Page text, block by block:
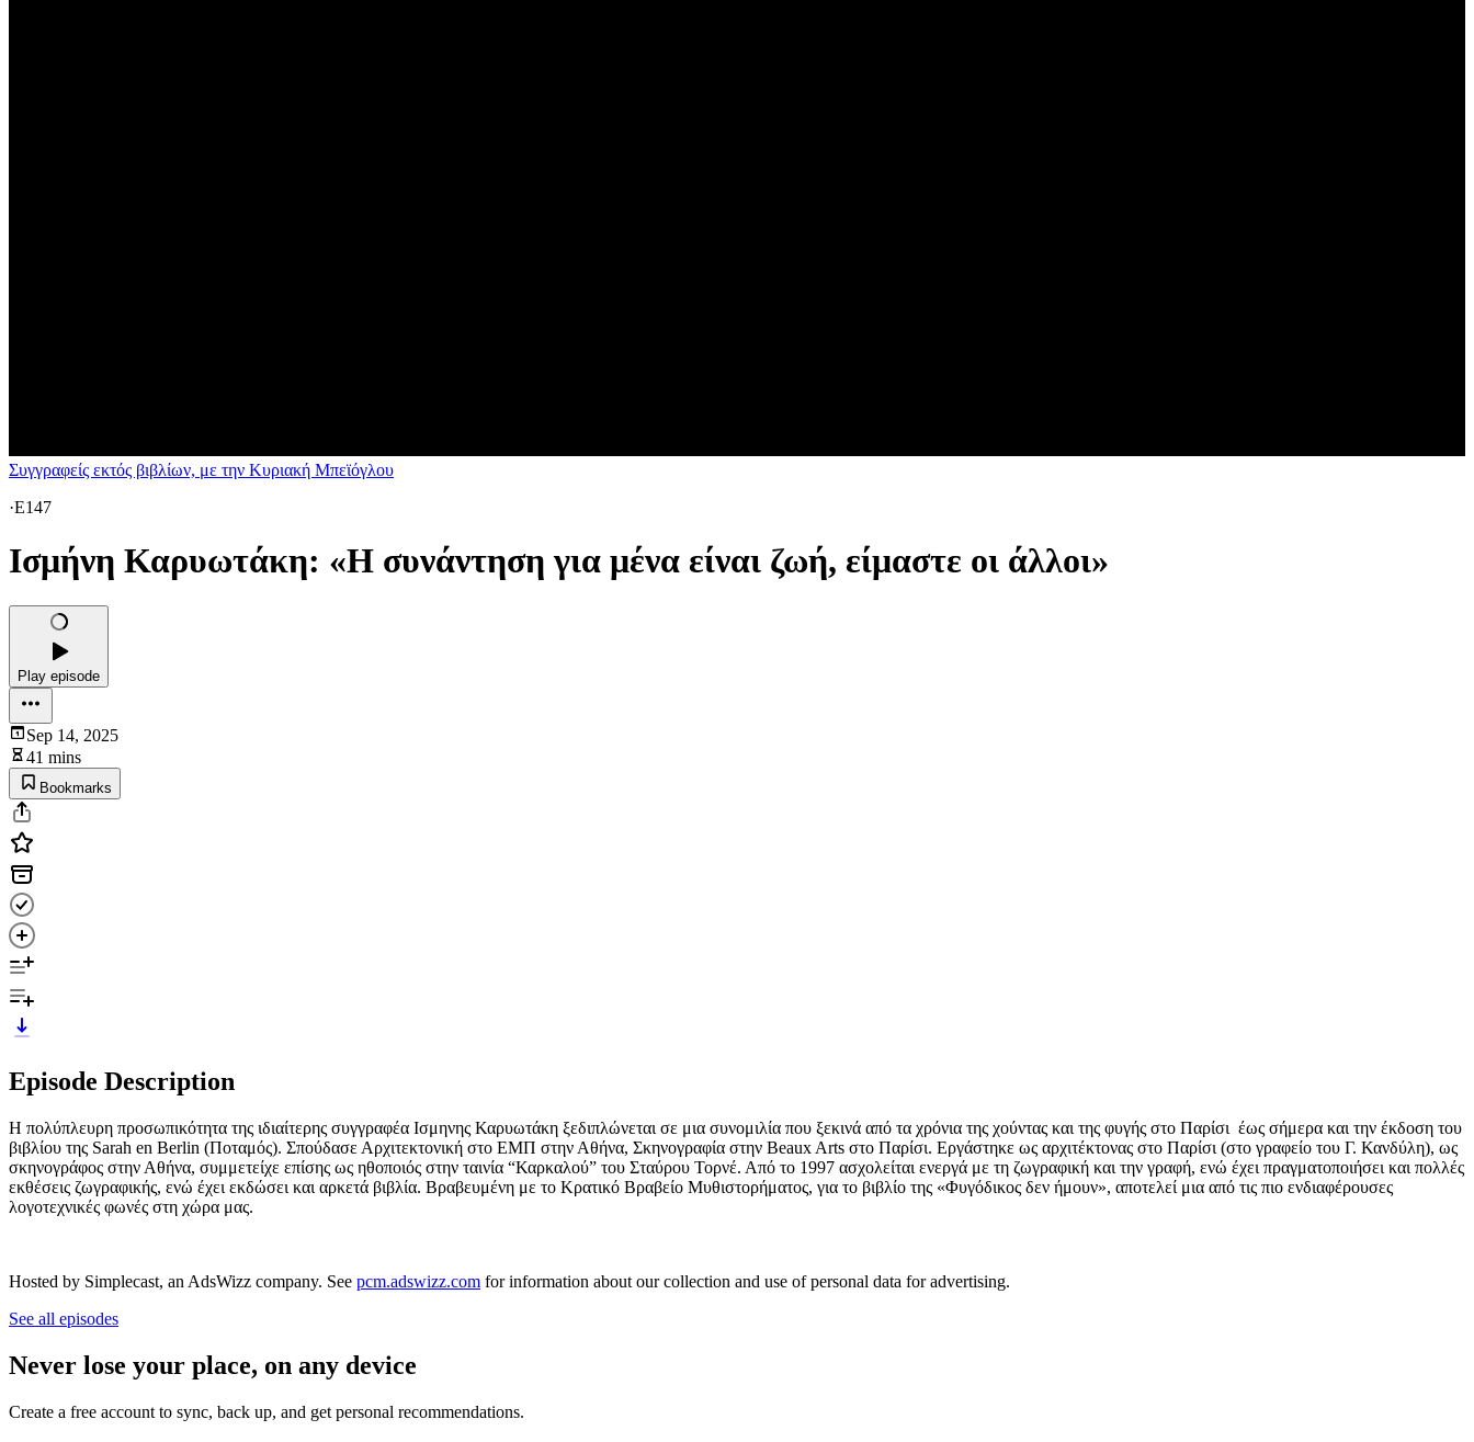
Συγγραφείς εκτός βιβλίων, με την Κυριακή Μπεϊόγλου
·E147
Ισμήνη Καρυωτάκη: «Η συνάντηση για μένα είναι ζωή, είμαστε οι άλλοι»
Play episode
Sep 14, 2025
41 mins
Bookmarks
Episode Description
Η πολύπλευρη προσωπικότητα της ιδιαίτερης συγγραφέα Ισμηνης Καρυωτάκη ξεδιπλώνεται σε μια συνομιλία που ξεκινά από τα χρόνια της χούντας και της φυγής στο Παρίσι έως σήμερα και την έκδοση του
βιβλίου της Sarah en Berlin (Ποταμός). Σπούδασε Αρχιτεκτονική στο ΕΜΠ στην Αθήνα, Σκηνογραφία στην Beaux Arts στο Παρίσι. Εργάστηκε ως αρχιτέκτονας στο Παρίσι (στο γραφείο του Γ. Κανδύλη), ως
σκηνογράφος στην Αθήνα, συμμετείχε επίσης ως ηθοποιός στην ταινία “Καρκαλού” του Σταύρου Τορνέ. Από το 1997 ασχολείται ενεργά με τη ζωγραφική και την γραφή, ενώ έχει πραγματοποιήσει και πολλές
εκθέσεις ζωγραφικής, ενώ έχει εκδώσει και αρκετά βιβλία. Βραβευμένη με το Κρατικό Βραβείο Μυθιστορήματος, για το βιβλίο της «Φυγόδικος δεν ήμουν», αποτελεί μια από τις πιο ενδιαφέρουσες
λογοτεχνικές φωνές στη χώρα μας.
Hosted by Simplecast, an AdsWizz company. See pcm.adswizz.com for information about our collection and use of personal data for advertising.
See all episodes
Never lose your place, on any device
Create a free account to sync, back up, and get personal recommendations.